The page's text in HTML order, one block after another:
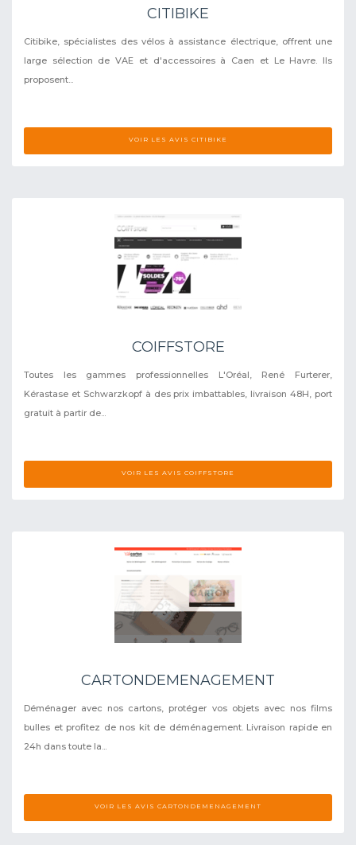
CITIBIKE
Citibike, spécialistes des vélos à assistance électrique, offrent une
large sélection de VAE et d'accessoires à Caen et Le Havre. Ils
proposent...
VOIR LES AVIS CITIBIKE
COIFFSTORE
Toutes les gammes professionnelles L'Oréal, René Furterer,
Kérastase et Schwarzkopf à des prix imbattables, livraison 48H, port
gratuit à partir de...
VOIR LES AVIS COIFFSTORE
CARTONDEMENAGEMENT
Déménager avec nos cartons, protéger vos objets avec nos films
bulles et profitez de nos kit de déménagement. Livraison rapide en
24h dans toute la...
VOIR LES AVIS CARTONDEMENAGEMENT